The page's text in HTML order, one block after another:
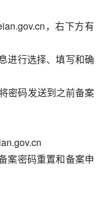
，右下方有
进行选择、填写和确
密码发送到之前备案
案密码重置和备案申